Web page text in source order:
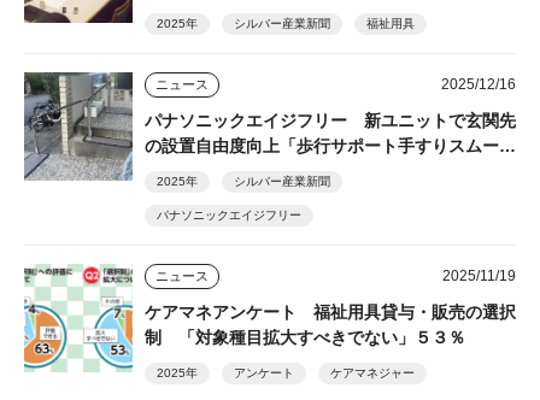
2025年 シルバー産業新聞 福祉用具
ニュース 2025/12/16
パナソニックエイジフリー 新ユニットで玄関先
の設置自由度向上「歩行サポート手すりスムーデ
2025年 シルバー産業新聞
パナソニックエイジフリー
ニュース 2025/11/19
ケアマネアンケート 福祉用具貸与・販売の選択
制 「対象種目拡大すべきでない」５３％
2025年 アンケート ケアマネジャー